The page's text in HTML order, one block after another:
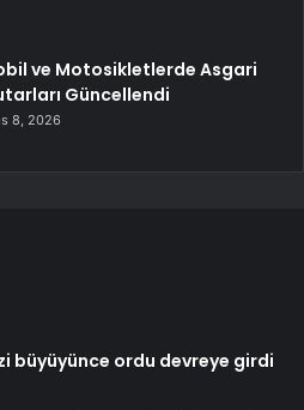
ve Motosikletlerde Asgari
Güncellendi
8, 2026
büyüyünce ordu devreye girdi